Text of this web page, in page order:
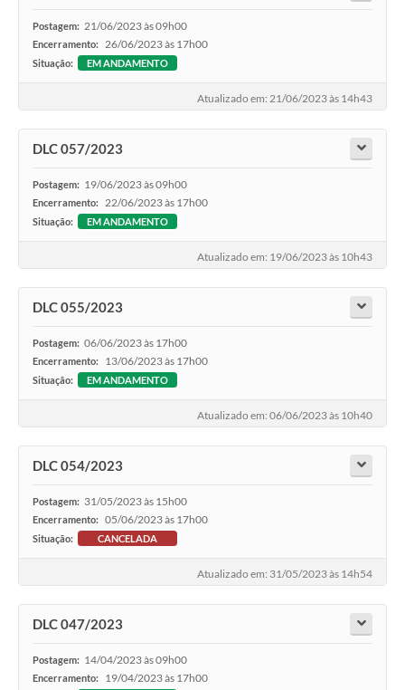
Postagem: 21/06/2023 às 09h00
Encerramento: 26/06/2023 às 17h00
Situação: EM ANDAMENTO
Atualizado em: 21/06/2023 às 14h43
DLC 057/2023
Postagem: 19/06/2023 às 09h00
Encerramento: 22/06/2023 às 17h00
Situação: EM ANDAMENTO
Atualizado em: 19/06/2023 às 10h43
DLC 055/2023
Postagem: 06/06/2023 às 17h00
Encerramento: 13/06/2023 às 17h00
Situação: EM ANDAMENTO
Atualizado em: 06/06/2023 às 10h40
DLC 054/2023
Postagem: 31/05/2023 às 15h00
Encerramento: 05/06/2023 às 17h00
Situação: CANCELADA
Atualizado em: 31/05/2023 às 14h54
DLC 047/2023
Postagem: 14/04/2023 às 09h00
Encerramento: 19/04/2023 às 17h00